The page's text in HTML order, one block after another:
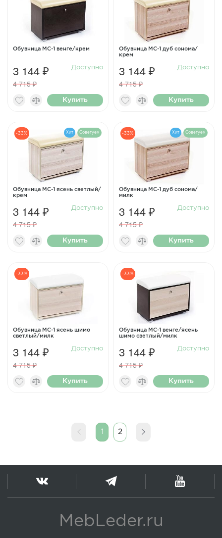
Обувница МС-1 венге/крем
3 144 ₽
4 715 ₽
Доступно
Купить
Обувница МС-1 дуб сонома/
крем
3 144 ₽
4 715 ₽
Доступно
Купить
-33% Хит Советуем
Обувница МС-1 ясень светлый/
крем
3 144 ₽
4 715 ₽
Доступно
Купить
-33% Хит Советуем
Обувница МС-1 дуб сонома/
милк
3 144 ₽
4 715 ₽
Доступно
Купить
-33%
Обувница МС-1 ясень шимо
светлый/милк
3 144 ₽
4 715 ₽
Доступно
Купить
-33%
Обувница МС-1 венге/ясень
шимо светлый/милк
3 144 ₽
4 715 ₽
Доступно
Купить
1 2
MebLeder.ru